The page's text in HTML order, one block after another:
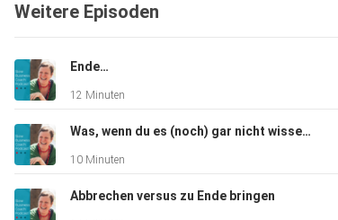
Weitere Episoden
Ende…
12 Minuten
Was, wenn du es (noch) gar nicht wissen musst…
10 Minuten
Abbrechen versus zu Ende bringen